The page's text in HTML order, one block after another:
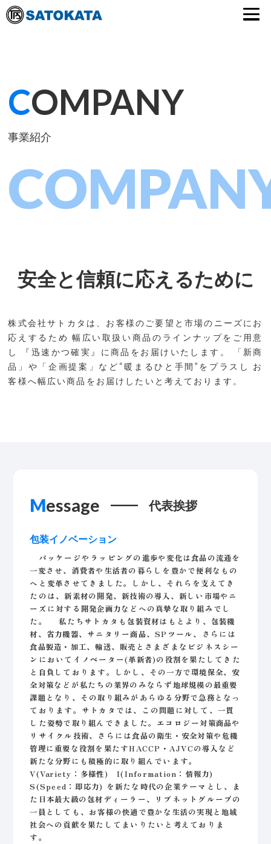
COMPANY
事業紹介
安全と信頼に応えるために
株式会社サトカタは、お客様のご要望と市場のニーズにお
応えするため 幅広い取扱い商品のラインナップをご用意
し
『迅速かつ確実』に商品をお届けいたします。
「新商
品」や「企画提案」など“暖まるひと手間”をプラスし
お
客様へ幅広い商品をお届けしたいと考えております。
Message 代表挨拶
包装イノベーション
パッケージやラッピングの進歩や変化は食品の流通を
一変させ、消費者や生活者の暮らしを豊かで便利なもの
へと変革させてきました。しかし、それらを支えてき
たのは、新素材の開発、新技術の導入、新しい市場やニ
ーズに対する開発企画力などへの真摯な取り組みでし
た。 私たちサトカタも包装資材はもとより、包装機
材、省力機器、サニタリー商品、SPツール、さらには
食品製造・加工、輸送、販売とさまざまなビジネスシー
ンにおいてイノベーター(革新者)の役割を果たしてきた
と自負しております。しかし、その一方で環境保全、安
全対策などが私たちの業界のみならず地球規模の最重要
課題となり、その取り組みがあらゆる分野で急務となっ
ております。サトカタでは、この問題に対して、一貫
した姿勢で取り組んできました。エコロジー対策商品や
リサイクル技術、さらには食品の衛生・安全対策や危機
管理に重要な役割を果たすHACCP・AJVCの導入など
新たな分野にも積極的に取り組んでいます。
V(Variety：多様性) I(Information：情報力)
S(Speed：即応力) を新たな時代の企業テーマとし、ま
た日本最大級の包材ディーラー、リブネットグループの
一員としても、お客様の快適で豊かな生活の実現と地域
社会への貢献を果たしてまいりたいと考えておりま
す。